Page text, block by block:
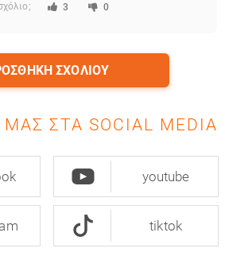
3 0
ΣΧΟΛΊΟΥ
ΣΤΑ SOCIAL MEDIA
youtube
tiktok